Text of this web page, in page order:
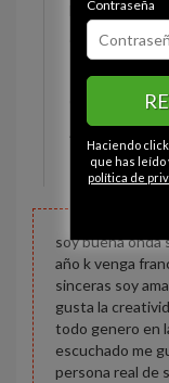
Estado civil:
Ojos: Marrón
Constitución:
Altura: 178 cm
Peso: 76 kg
soy buena
año k venga
sinceras soy
gusta la
todo genero en
escuchado me
persona real de
Contraseña
Haciendo
que has
política de